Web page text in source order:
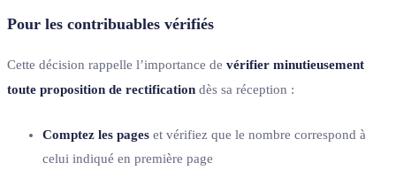
Pour les contribuables vérifiés
Cette décision rappelle l’importance de vérifier minutieusement
toute proposition de rectification dès sa réception :
Comptez les pages et vérifiez que le nombre correspond à
celui indiqué en première page